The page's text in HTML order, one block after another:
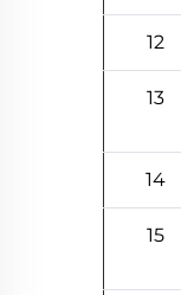
12
13
14
15